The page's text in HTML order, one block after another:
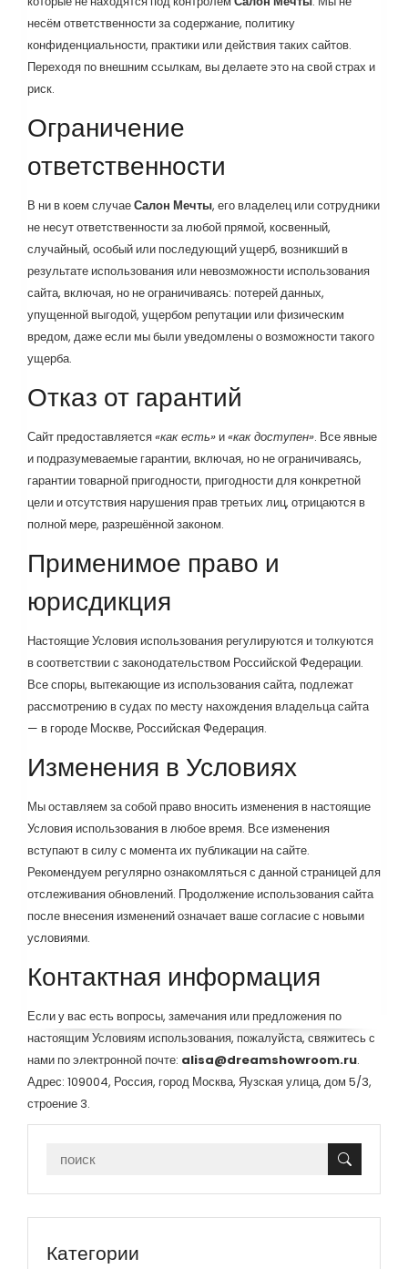
несём ответственности за содержание, политику
конфиденциальности, практики или действия таких сайтов.
Переходя по внешним ссылкам, вы делаете это на свой страх и
риск.
Ограничение
ответственности
В ни в коем случаеСалон Мечты, его владелец или сотрудники
не несут ответственности за любой прямой, косвенный,
случайный, особый или последующий ущерб, возникший в
результате использования или невозможности использования
сайта, включая, но не ограничиваясь: потерей данных,
упущенной выгодой, ущербом репутации или физическим
вредом, даже если мы были уведомлены о возможности такого
ущерба.
Отказ от гарантий
Сайт предоставляется«как есть» и«как доступен». Все явные
и подразумеваемые гарантии, включая, но не ограничиваясь,
гарантии товарной пригодности, пригодности для конкретной
цели и отсутствия нарушения прав третьих лиц, отрицаются в
полной мере, разрешённой законом.
Применимое право и
юрисдикция
Настоящие Условия использования регулируются и толкуются
в соответствии с законодательством Российской Федерации.
Все споры, вытекающие из использования сайта, подлежат
рассмотрению в судах по месту нахождения владельца сайта
— в городе Москве, Российская Федерация.
Изменения в Условиях
Мы оставляем за собой право вносить изменения в настоящие
Условия использования в любое время. Все изменения
вступают в силу с момента их публикации на сайте.
Рекомендуем регулярно ознакомляться с данной страницей для
отслеживания обновлений. Продолжение использования сайта
после внесения изменений означает ваше согласие с новыми
условиями.
Контактная информация
Если у вас есть вопросы, замечания или предложения по
настоящим Условиям использования, пожалуйста, свяжитесь с
нами по электронной почте: alisa@dreamshowroom.ru.
Адрес: 109004, Россия, город Москва, Яузская улица, дом 5/3,
строение 3.
Категории